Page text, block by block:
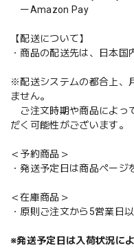
ーAmazon Pay
【配送について】
・商品の配送先は、日本国
※配送システムの都合上、
ません。
ご注文時期や商品によっ
だく可能性がございます。
＜予約商品＞
・発送予定日は商品ページ
＜在庫商品＞
・原則ご注文から5営業日
※発送予定日は入荷状況に